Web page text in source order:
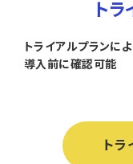
ト
トライアルプランに
導入前に確認可能
トラ